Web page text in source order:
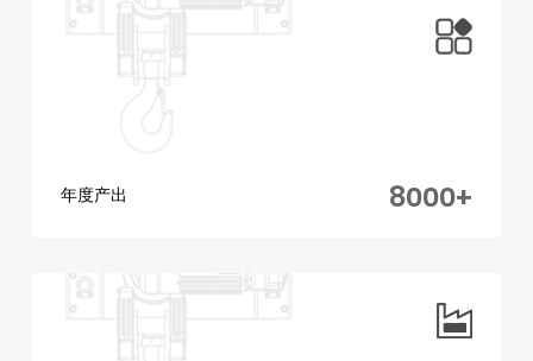
年度产出 8000+